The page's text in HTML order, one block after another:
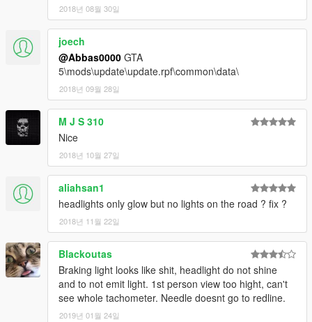
2018년 08월 30일
joech
@Abbas0000 GTA
5\mods\update\update.rpf\common\data\
2018년 09월 28일
M J S 310
Nice
2018년 10월 27일
aliahsan1
headlights only glow but no lights on the road ? fix ?
2018년 11월 22일
Blackoutas
Braking light looks like shit, headlight do not shine
and to not emit light. 1st person view too hight, can't
see whole tachometer. Needle doesnt go to redline.
2019년 01월 24일